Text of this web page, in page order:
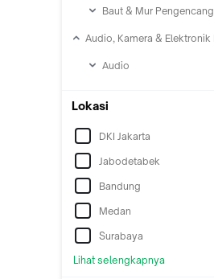
Baut & Mur Pengencang
Audio
Lokasi
DKI Jakarta
Jabodetabek
Bandung
Medan
Surabaya
Lihat selengkapnya